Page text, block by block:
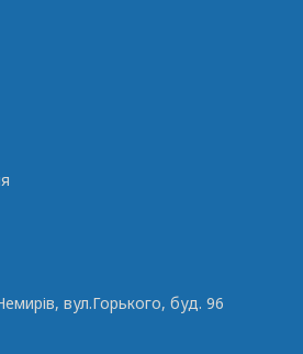
вул.Горького, буд. 96